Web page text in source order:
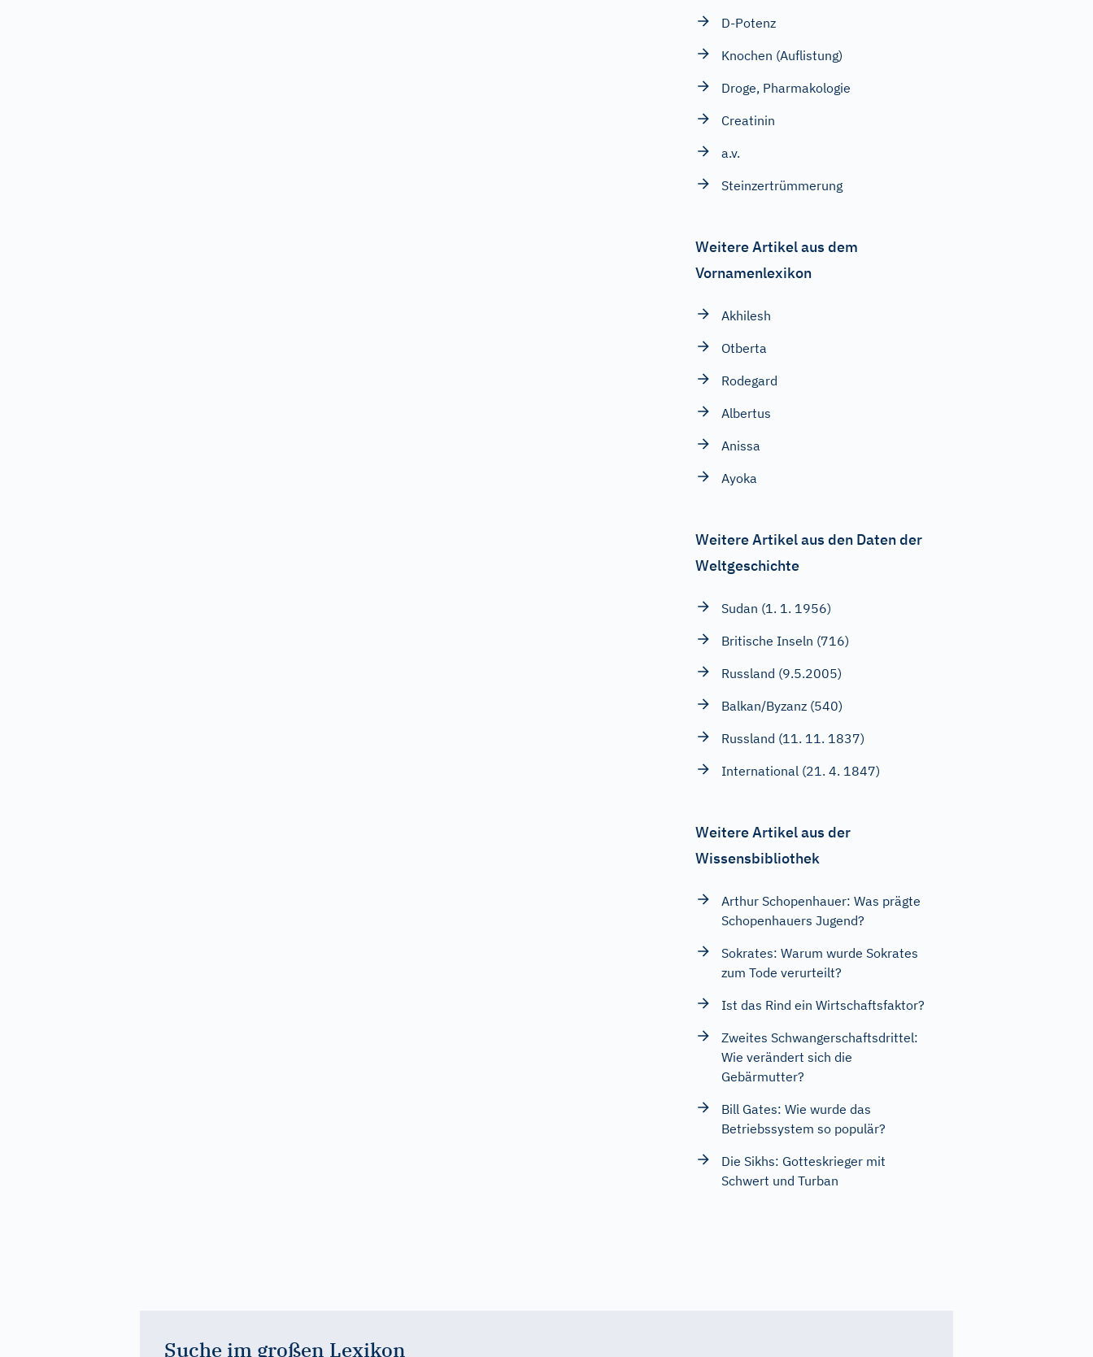
D-Potenz
Knochen (Auflistung)
Droge, Pharmakologie
Creatinin
a.v.
Steinzertrümmerung
Weitere Artikel aus dem
Vornamenlexikon
Akhilesh
Otberta
Rodegard
Albertus
Anissa
Ayoka
Weitere Artikel aus den Daten der
Weltgeschichte
Sudan (1. 1. 1956)
Britische Inseln (716)
Russland (9.5.2005)
Balkan/Byzanz (540)
Russland (11. 11. 1837)
International (21. 4. 1847)
Weitere Artikel aus der
Wissensbibliothek
Arthur Schopenhauer: Was prägte
Schopenhauers Jugend?
Sokrates: Warum wurde Sokrates
zum Tode verurteilt?
Ist das Rind ein Wirtschaftsfaktor?
Zweites Schwangerschaftsdrittel:
Wie verändert sich die
Gebärmutter?
Bill Gates: Wie wurde das
Betriebssystem so populär?
Die Sikhs: Gotteskrieger mit
Schwert und Turban
Suche im großen Lexikon